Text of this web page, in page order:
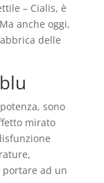
– Cialis, è
anche oggi,
delle
sono
mirato
portare ad un